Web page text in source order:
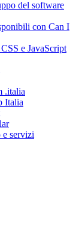
del software
con Can I
e JavaScript
.italia
Italia
servizi